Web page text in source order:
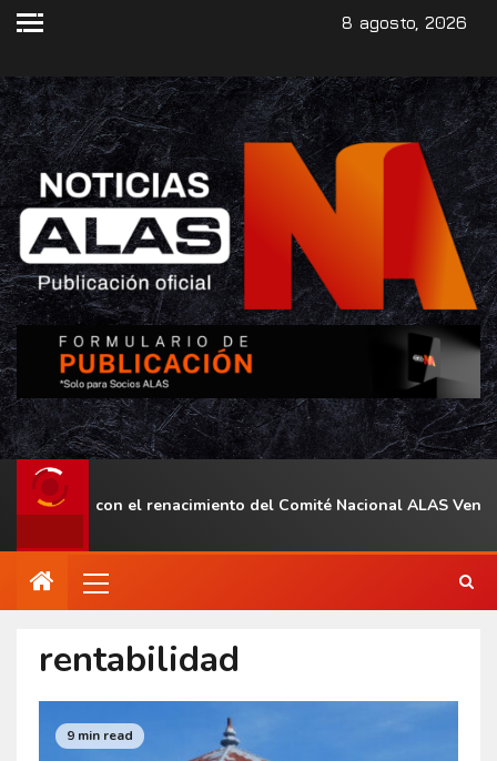
8 agosto, 2026
con el renacimiento del Comité Nacional ALAS Venezuela
rentabilidad
9 min read